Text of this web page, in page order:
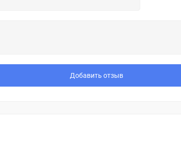
Добавить отзыв